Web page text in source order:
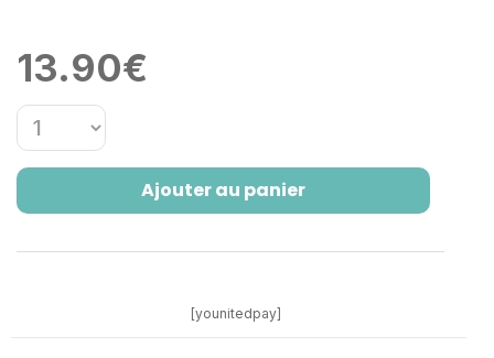
13.90€
Ajouter au panier
[younitedpay]